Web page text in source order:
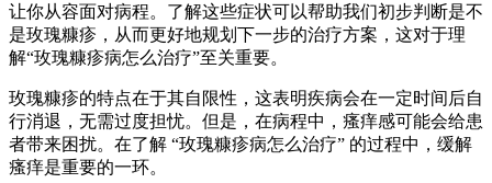
让你从容面对病程。了解这些症状可以帮助我们初步判断是不
是玫瑰糠疹，从而更好地规划下一步的治疗方案，这对于理
解“玫瑰糠疹病怎么治疗”至关重要。
玫瑰糠疹的特点在于其自限性，这表明疾病会在一定时间后自
行消退，无需过度担忧。但是，在病程中，瘙痒感可能会给患
者带来困扰。在了解 “玫瑰糠疹病怎么治疗” 的过程中，缓解
瘙痒是重要的一环。